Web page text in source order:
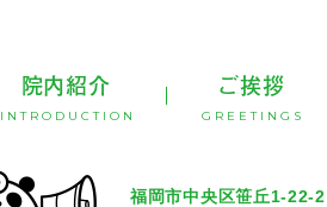
院内紹介
INTRODUCTION
ご挨拶
GREETINGS
福岡市中央区笹丘1-22-2